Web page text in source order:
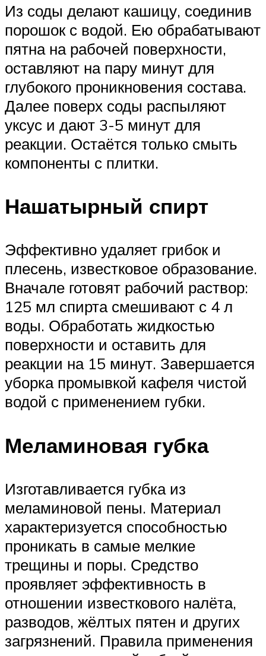
Из соды делают кашицу, соединив
порошок с водой. Ею обрабатывают
пятна на рабочей поверхности,
оставляют на пару минут для
глубокого проникновения состава.
Далее поверх соды распыляют
уксус и дают 3-5 минут для
реакции. Остаётся только смыть
компоненты с плитки.
Нашатырный спирт
Эффективно удаляет грибок и
плесень, известковое образование.
Вначале готовят рабочий раствор:
125 мл спирта смешивают с 4 л
воды. Обработать жидкостью
поверхности и оставить для
реакции на 15 минут. Завершается
уборка промывкой кафеля чистой
водой с применением губки.
Меламиновая губка
Изготавливается губка из
меламиновой пены. Материал
характеризуется способностью
проникать в самые мелкие
трещины и поры. Средство
проявляет эффективность в
отношении известкового налёта,
разводов, жёлтых пятен и других
загрязнений. Правила применения